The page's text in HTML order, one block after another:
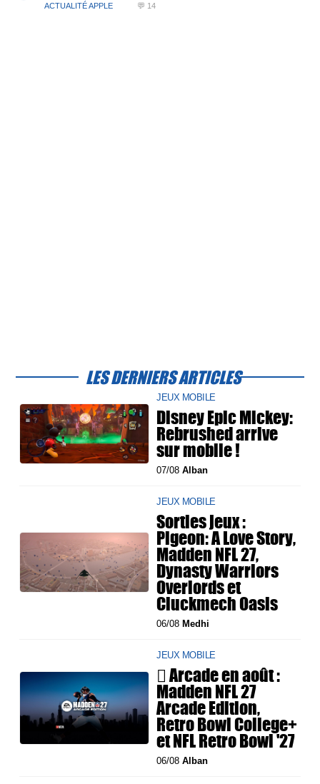
ACTUALITÉ APPLE 💬 14
LES DERNIERS ARTICLES
JEUX MOBILE
Disney Epic Mickey:
Rebrushed arrive
sur mobile !
07/08Alban
JEUX MOBILE
Sorties jeux :
Pigeon: A Love Story,
Madden NFL 27,
Dynasty Warriors
Overlords et
Cluckmech Oasis
06/08 Medhi
JEUX MOBILE
 Arcade en août :
Madden NFL 27
Arcade Edition,
Retro Bowl College+
et NFL Retro Bowl '27
06/08Alban